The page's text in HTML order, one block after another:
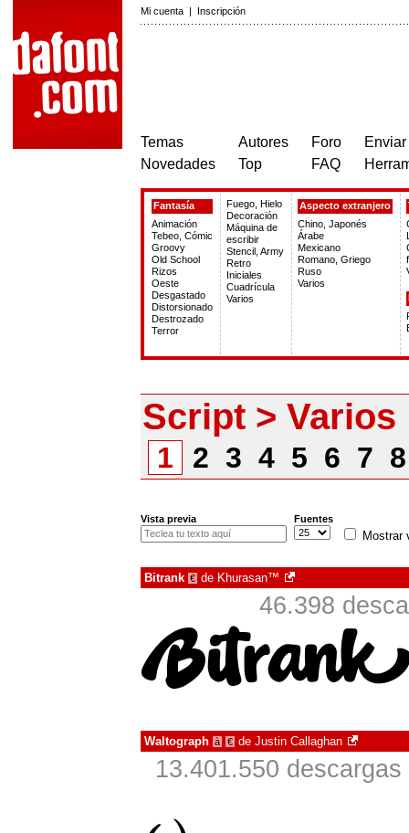
Mi cuenta | Inscripción
Temas
Novedades
Autores
Top
Foro
FAQ
Fantasía
Animación
Tebeo, Cómic
Groovy
Old School
Rizos
Oeste
Desgastado
Distorsionado
Destrozado
Terror
Fuego, Hielo
Decoración
Máquina de
escribir
Stencil, Army
Retro
Iniciales
Cuadrícula
Varios
Aspecto extranjero
Chino, Japonés
Árabe
Mexicano
Romano, Griego
Ruso
Varios
Script > Varios
1 2 3 4 5 6 7
Vista previa Fuentes
Mostrar
Bitrank € de Khurasan™
46.398
Waltograph à € de Justin Callaghan
13.401.550